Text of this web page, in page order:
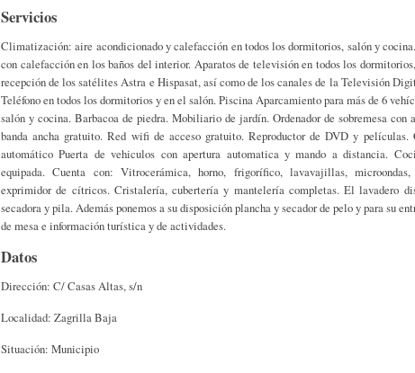
Servicios
Climatización: aire acondicionado y calefacción en todos los dormitorios, salón y
con calefacción en los baños del interior. Aparatos de televisión en todos los
recepción de los satélites Astra e Hispasat, así como de los canales de la Televisión
Teléfono en todos los dormitorios y en el salón. Piscina Aparcamiento para más de 6
salón y cocina. Barbacoa de piedra. Mobiliario de jardín. Ordenador de sobremesa con
banda ancha gratuito. Red wifi de acceso gratuito. Reproductor de DVD y películas.
automático Puerta de vehiculos con apertura automatica y mando a distancia.
equipada. Cuenta con: Vitrocerámica, horno, frigorífico, lavavajillas, microondas,
exprimidor de cítricos. Cristalería, cubertería y mantelería completas. El lavadero
secadora y pila. Además ponemos a su disposición plancha y secador de pelo y para su
de mesa e información turística y de actividades.
Datos
Dirección: C/ Casas Altas, s/n
Localidad: Zagrilla Baja
Situación: Municipio